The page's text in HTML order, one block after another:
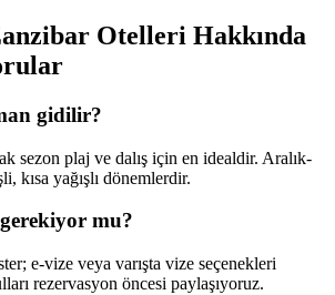
Otelleri Hakkında
gidilir?
sezon plaj ve dalış için en idealdir. Aralık-
kısa yağışlı dönemlerdir.
mu?
e-vize veya varışta vize seçenekleri
rezervasyon öncesi paylaşıyoruz.